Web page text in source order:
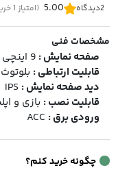
2دیدگاه 5.00 (امتیاز 1 خریدار)
مشخصات فنی
صفحه نمایش : 9 اینچی
قابلیت ارتباطی :
دید صفحه نمایش : IPS
قابلیت نصب : بازی و
ورودی برق : ACC
چگونه خرید کنم؟